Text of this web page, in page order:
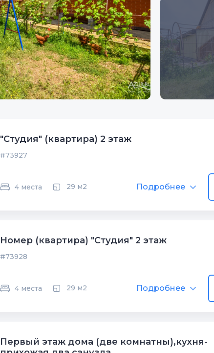
"Cтудия" (квартира) 2 этаж
#73927
4 места 29 м2 Подробнее
Номер (квартира) "Cтудия" 2 этаж
#73928
4 места 29 м2 Подробнее
Первый этаж дома (две комнатны),кухня-